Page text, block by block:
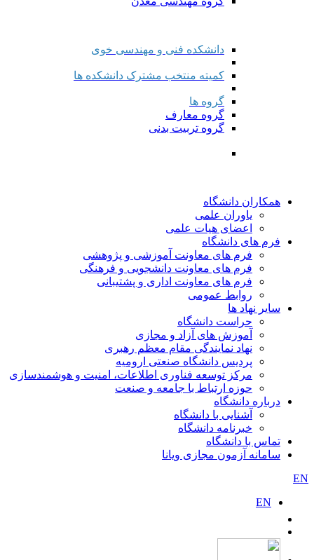
دانشکده فنی و مهندسی خوی
کمیته منتخب مشترک دانشکده ها
گروه ها
گروه معارف
گروه تربیت بدنی
همکاران دانشگاه
یاوران علمی
اعضای هیات علمی
فرم های دانشگاه
فرم های معاونت آموزشی و پژوهشی
فرم های معاونت دانشجویی و فرهنگی
فرم های معاونت اداری و پشتیبانی
روابط عمومی
سایر نهاد ها
حراست دانشگاه
آموزش های آزاد و مجازی
نهاد نمایندگی مقام معظم رهبری
پردیس دانشگاه صنعتی ارومیه
مرکز توسعه فناوری اطلاعات، امنیت و هوشمندسازی
حوزه ارتباط با جامعه و صنعت
درباره دانشگاه
آشنایی با دانشگاه
خبرنامه دانشگاه
تماس با دانشگاه
سامانه آزمون مجازی ویانا
EN
EN